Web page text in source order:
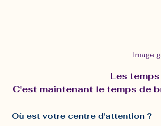
Image
Les
C'est maintenant le temps de
Où est votre centre d'attention ?